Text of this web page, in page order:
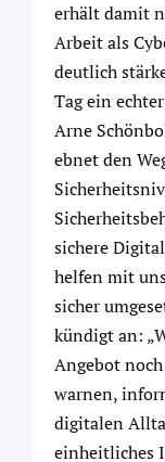
erhält damit
Arbeit als
deutlich
Tag ein
Arne
ebnet den
sichere
helfen mit
sicher
kündigt an:
Angebot
warnen,
digitalen
einheitliches